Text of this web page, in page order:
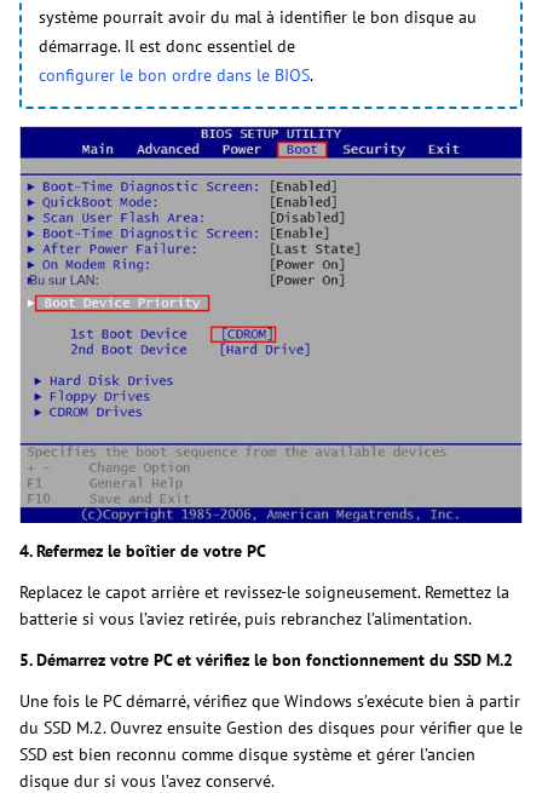
système pourrait avoir du mal à identifier le bon disque au
démarrage. Il est donc essentiel de
configurer le bon ordre dans le BIOS.
4. Refermez le boîtier de votre PC
Replacez le capot arrière et revissez-le soigneusement. Remettez la
batterie si vous l’aviez retirée, puis rebranchez l’alimentation.
5. Démarrez votre PC et vérifiez le bon fonctionnement du SSD M.2
Une fois le PC démarré, vérifiez que Windows s’exécute bien à partir
du SSD M.2. Ouvrez ensuite Gestion des disques pour vérifier que le
SSD est bien reconnu comme disque système et gérer l’ancien
disque dur si vous l’avez conservé.